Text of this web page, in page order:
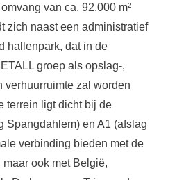
van ca. 92.000 m²
zich naast een administratief
hallenpark, dat in de
groep als opslag-,
verhuurruimte zal worden
terrein ligt dicht bij de
Spangdahlem) en A1 (afslag
verbinding bieden met de
ook met België,